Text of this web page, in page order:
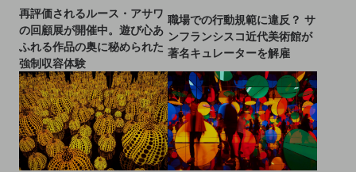
再評価されるルース・アサワ
の回顧展が開催中。遊び心あ
ふれる作品の奥に秘められた
強制収容体験
職場での行動規範に違反？ サ
ンフランシスコ近代美術館が
著名キュレーターを解雇